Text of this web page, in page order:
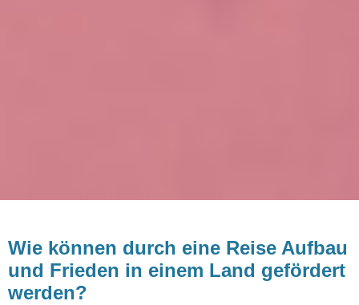
Wie können durch eine Reise Aufbau
und Frieden in einem Land gefördert
werden?